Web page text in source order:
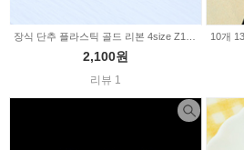
장식 단추 플라스틱 골드 리본 4size Z1772
2,100원
리뷰 1